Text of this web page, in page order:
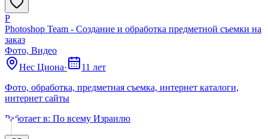
P
Photoshop Team - Создание и обработка предметной съемки на
заказ
Фото, Видео
Нес Циона·
11 лет
Фото, обработка, предметная съемка, интернет каталоги,
интернет сайты
Работает в: По всему Израилю